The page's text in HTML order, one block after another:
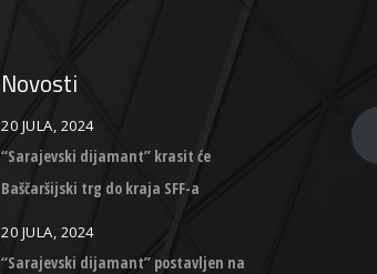
Novosti
20 JULA, 2024
“Sarajevski dijamant” krasit će
Baščaršijski trg do kraja SFF-a
20 JULA, 2024
“Sarajevski dijamant” postavljen na